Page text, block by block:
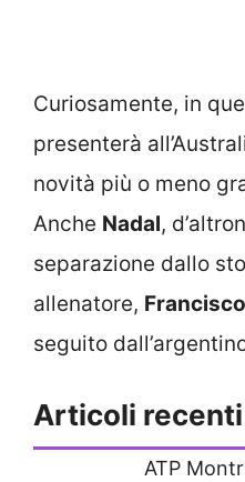
Curiosamente, in
presenterà
novità più o meno
Anche Nadal,
separazione dallo
allenatore,
seguito
Articoli recenti
ATP